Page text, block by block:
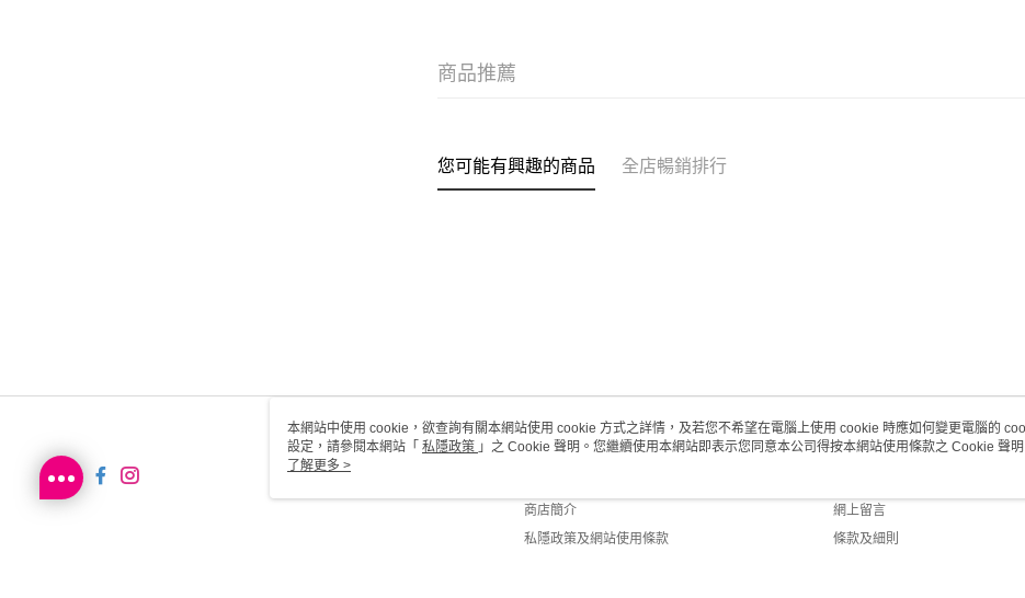
商品推薦
您可能有興趣的商品 全店暢銷排行
關於我們
商店簡介
私隱政策及網站使用條款
客戶服務
網上留言
條款及細則
本網站中使用 cookie，欲查詢有關本網站使用 cookie 方式之詳情，及若您不希望在電腦上使用 cookie 時應如何變更電腦的
設定，請參閱本網站「 私隱政策 」之 Cookie 聲明。您繼續使用本網站即表示您同意本公司得按本網站使用條款之 Cookie 聲
用 cookie。
了解更多 >